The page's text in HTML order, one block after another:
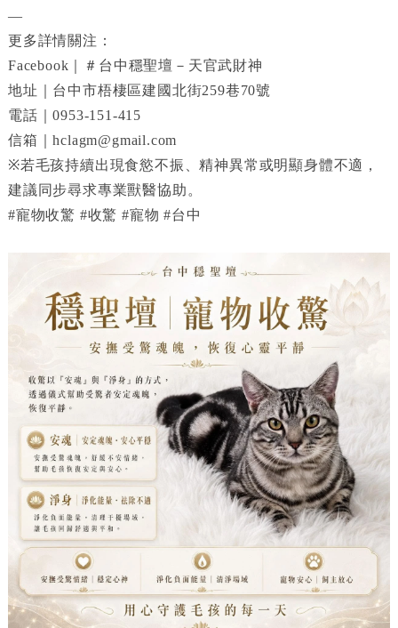
—
更多詳情關注：
Facebook｜＃台中穩聖壇－天官武財神
地址｜台中市梧棲區建國北街259巷70號
電話｜0953-151-415
信箱｜hclagm@gmail.com
※若毛孩持續出現食慾不振、精神異常或明顯身體不適，
建議同步尋求專業獸醫協助。
#寵物收驚 #收驚 #寵物 #台中